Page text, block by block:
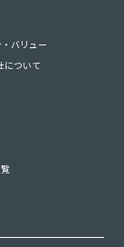
バリュー
について